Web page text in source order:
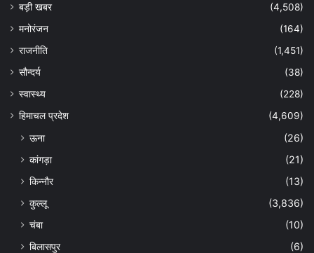
बड़ी खबर
(4,508)
मनोरंजन
(164)
राजनीति
(1,451)
सौन्दर्य
(38)
स्वास्थ्य
(228)
हिमाचल प्रदेश
(4,609)
ऊना
(26)
कांगड़ा
(21)
किन्नौर
(13)
कुल्लू
(3,836)
चंबा
(10)
बिलासपुर
(6)